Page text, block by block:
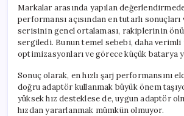
Markalar arasında yapılan
performansı açısından en tutarlı sonuçları
serisinin genel ortalaması, rakiplerinin
sergiledi. Bunun temel sebebi, daha verimli
optimizasyonları ve görece küçük batarya
Sonuç olarak, en hızlı şarj performansını
doğru adaptör kullanmak büyük önem
yüksek hız desteklese de, uygun adaptör
hızdan yararlanmak mümkün olmuyor.